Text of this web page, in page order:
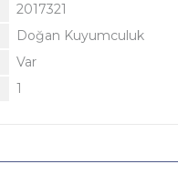
2017321
Doğan Kuyumculuk
Var
1